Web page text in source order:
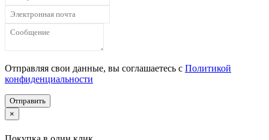
Отправляя свои данные, вы соглашаетесь с Политикой
конфиденциальности
Отправить
×